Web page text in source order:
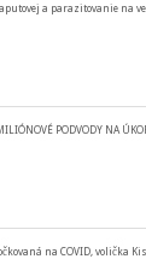
a parazitovanie na
PODVODY NA
na COVID, volička